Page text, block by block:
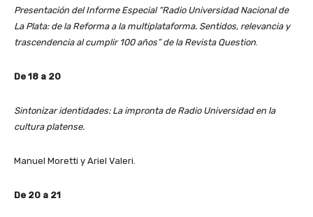
Presentación del Informe Especial “Radio Universidad Nacional de
La Plata: de la Reforma a la multiplataforma. Sentidos, relevancia y
trascendencia al cumplir 100 años” de la Revista Question
De 18 a 20
Sintonizar identidades: La impronta de Radio Universidad en la
cultura platense.
Manuel Moretti y Ariel Valeri.
De 20 a 21